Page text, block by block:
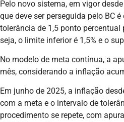
Pelo novo sistema, em vigor
que deve ser perseguida pelo BC
tolerância de 1,5 ponto
seja, o limite inferior é 1,5% e o
No modelo de meta contínua, a
mês, considerando a inflação
Em junho de 2025, a inflação
com a meta e o intervalo de
procedimento se repete, com